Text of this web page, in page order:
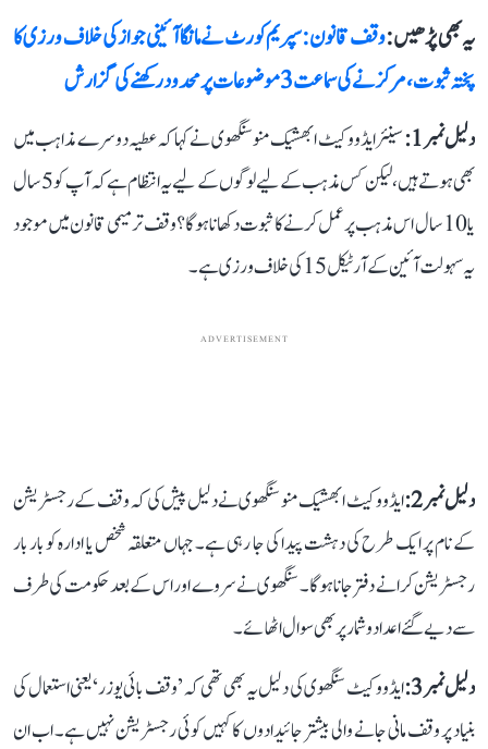
یہ بھی پڑھیں :وقف قانون: سپریم کورٹ نے مانگا آئینی جواز کی خلاف ورزی کا
پختہ ثبوت، مرکز نے کی سماعت 3 موضوعات پر محدود رکھنے کی گزارش
دلیل نمبر 1:
سینئر ایڈووکیٹ ابھشیک منو سنگھوی نے کہا کہ عطیہ دوسرے مذاہب میں
بھی ہوتے ہیں، لیکن کس مذہب کے لیے لوگوں کے لیے یہ انتظام ہے کہ آپ کو 5 سال
یا 10 سال اس مذہب پر عمل کرنے کا ثبوت دکھانا ہوگا؟ وقف ترمیمی قانون میں موجود
یہ سہولت آئین کے آرٹیکل 15 کی خلاف ورزی ہے۔
ADVERTISEMENT
دلیل نمبر 2: ایڈووکیٹ ابھشیک منو سنگھوی نے دلیل پیش کی کہ وقف کے رجسٹریشن
کے نام پر ایک طرح کی دہشت پیدا کی جا رہی ہے۔ جہاں متعلقہ شخص یا ادارہ کو بار بار
رجسٹریشن کرانے دفتر جانا ہوگا۔ سنگھوی نے سروے اور اس کے بعد حکومت کی طرف
سے دیے گئے اعداد و شمار پر بھی سوال اٹھائے۔
دلیل نمبر 3: ایڈووکیٹ سنگھوی کی دلیل یہ بھی تھی کہ ’وقف بائی یوزر‘ یعنی استعمال کی
بنیاد پر وقف مانی جانے والی بیشتر جائیدادوں کا کہیں کوئی رجسٹریشن نہیں ہے۔ اب ان